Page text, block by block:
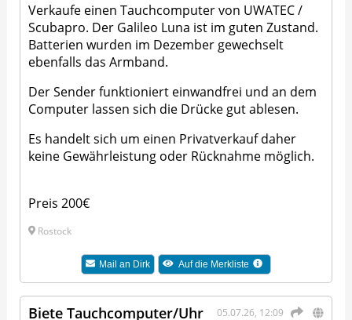
Verkaufe einen Tauchcomputer von UWATEC /
Scubapro. Der Galileo Luna ist im guten Zustand.
Batterien wurden im Dezember gewechselt
ebenfalls das Armband.
Der Sender funktioniert einwandfrei und an dem
Computer lassen sich die Drücke gut ablesen.
Es handelt sich um einen Privatverkauf daher
keine Gewährleistung oder Rücknahme möglich.
Preis 200€
Rostock
Mail an Dirk Auf die Merkliste
05.07.26, 12:09
Biete Tauchcomputer/Uhr